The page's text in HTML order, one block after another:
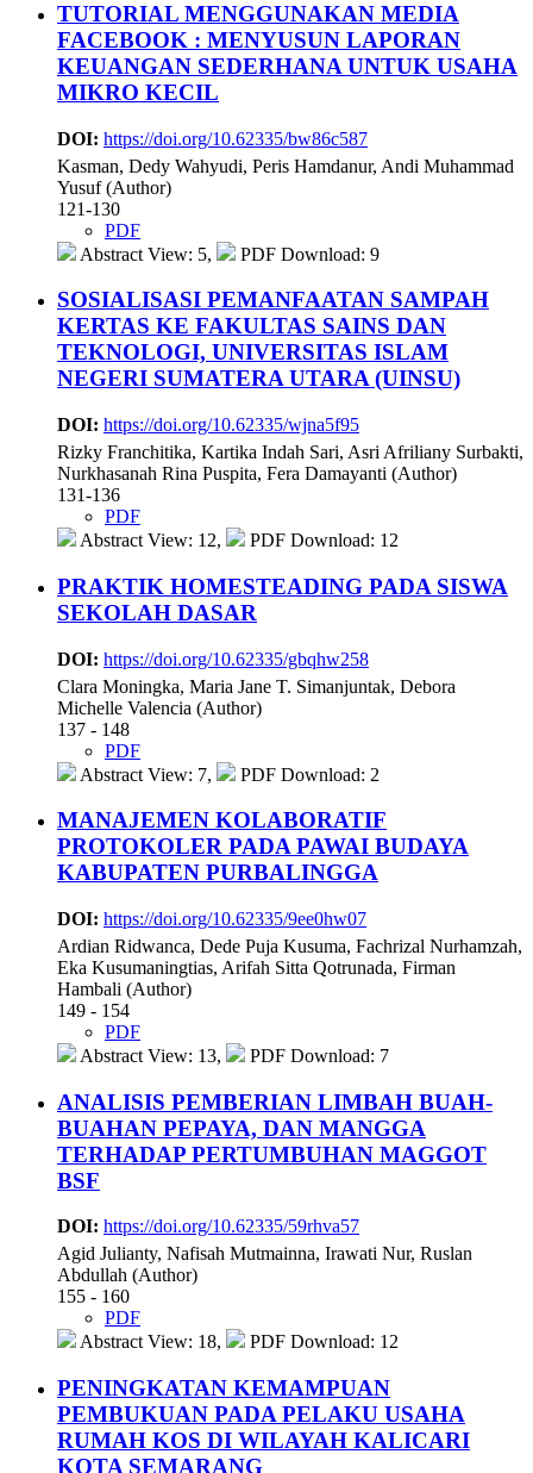
TUTORIAL MENGGUNAKAN MEDIA
FACEBOOK : MENYUSUN LAPORAN
KEUANGAN SEDERHANA UNTUK USAHA
MIKRO KECIL
DOI: https://doi.org/10.62335/bw86c587
Kasman, Dedy Wahyudi, Peris Hamdanur, Andi Muhammad
Yusuf (Author)
121-130
PDF
Abstract View: 5,
PDF Download: 9
SOSIALISASI PEMANFAATAN SAMPAH
KERTAS KE FAKULTAS SAINS DAN
TEKNOLOGI, UNIVERSITAS ISLAM
NEGERI SUMATERA UTARA (UINSU)
DOI: https://doi.org/10.62335/wjna5f95
Rizky Franchitika, Kartika Indah Sari, Asri Afriliany Surbakti,
Nurkhasanah Rina Puspita, Fera Damayanti (Author)
131-136
PDF
Abstract View: 12,
PDF Download: 12
PRAKTIK HOMESTEADING PADA SISWA
SEKOLAH DASAR
DOI: https://doi.org/10.62335/gbqhw258
Clara Moningka, Maria Jane T. Simanjuntak, Debora
Michelle Valencia (Author)
137 - 148
PDF
Abstract View: 7,
PDF Download: 2
MANAJEMEN KOLABORATIF
PROTOKOLER PADA PAWAI BUDAYA
KABUPATEN PURBALINGGA
DOI: https://doi.org/10.62335/9ee0hw07
Ardian Ridwanca, Dede Puja Kusuma, Fachrizal Nurhamzah,
Eka Kusumaningtias, Arifah Sitta Qotrunada, Firman
Hambali (Author)
149 - 154
PDF
Abstract View: 13,
PDF Download: 7
ANALISIS PEMBERIAN LIMBAH BUAH-
BUAHAN PEPAYA, DAN MANGGA
TERHADAP PERTUMBUHAN MAGGOT
BSF
DOI: https://doi.org/10.62335/59rhva57
Agid Julianty, Nafisah Mutmainna, Irawati Nur, Ruslan
Abdullah (Author)
155 - 160
PDF
Abstract View: 18,
PDF Download: 12
PENINGKATAN KEMAMPUAN
PEMBUKUAN PADA PELAKU USAHA
RUMAH KOS DI WILAYAH KALICARI
KOTA SEMARANG